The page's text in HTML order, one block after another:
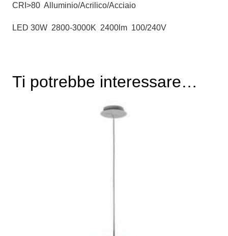
CRI>80 Alluminio/Acrilico/Acciaio
LED 30W 2800-3000K 2400lm 100/240V
Ti potrebbe interessare…